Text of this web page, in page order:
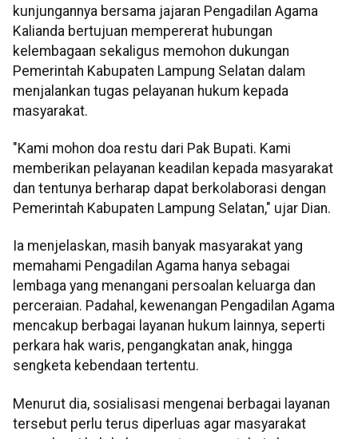
kunjungannya bersama jajaran Pengadilan Agama
Kalianda bertujuan mempererat hubungan
kelembagaan sekaligus memohon dukungan
Pemerintah Kabupaten Lampung Selatan dalam
menjalankan tugas pelayanan hukum kepada
masyarakat.
"Kami mohon doa restu dari Pak Bupati. Kami
memberikan pelayanan keadilan kepada masyarakat
dan tentunya berharap dapat berkolaborasi dengan
Pemerintah Kabupaten Lampung Selatan," ujar Dian.
Ia menjelaskan, masih banyak masyarakat yang
memahami Pengadilan Agama hanya sebagai
lembaga yang menangani persoalan keluarga dan
perceraian. Padahal, kewenangan Pengadilan Agama
mencakup berbagai layanan hukum lainnya, seperti
perkara hak waris, pengangkatan anak, hingga
sengketa kebendaan tertentu.
Menurut dia, sosialisasi mengenai berbagai layanan
tersebut perlu terus diperluas agar masyarakat